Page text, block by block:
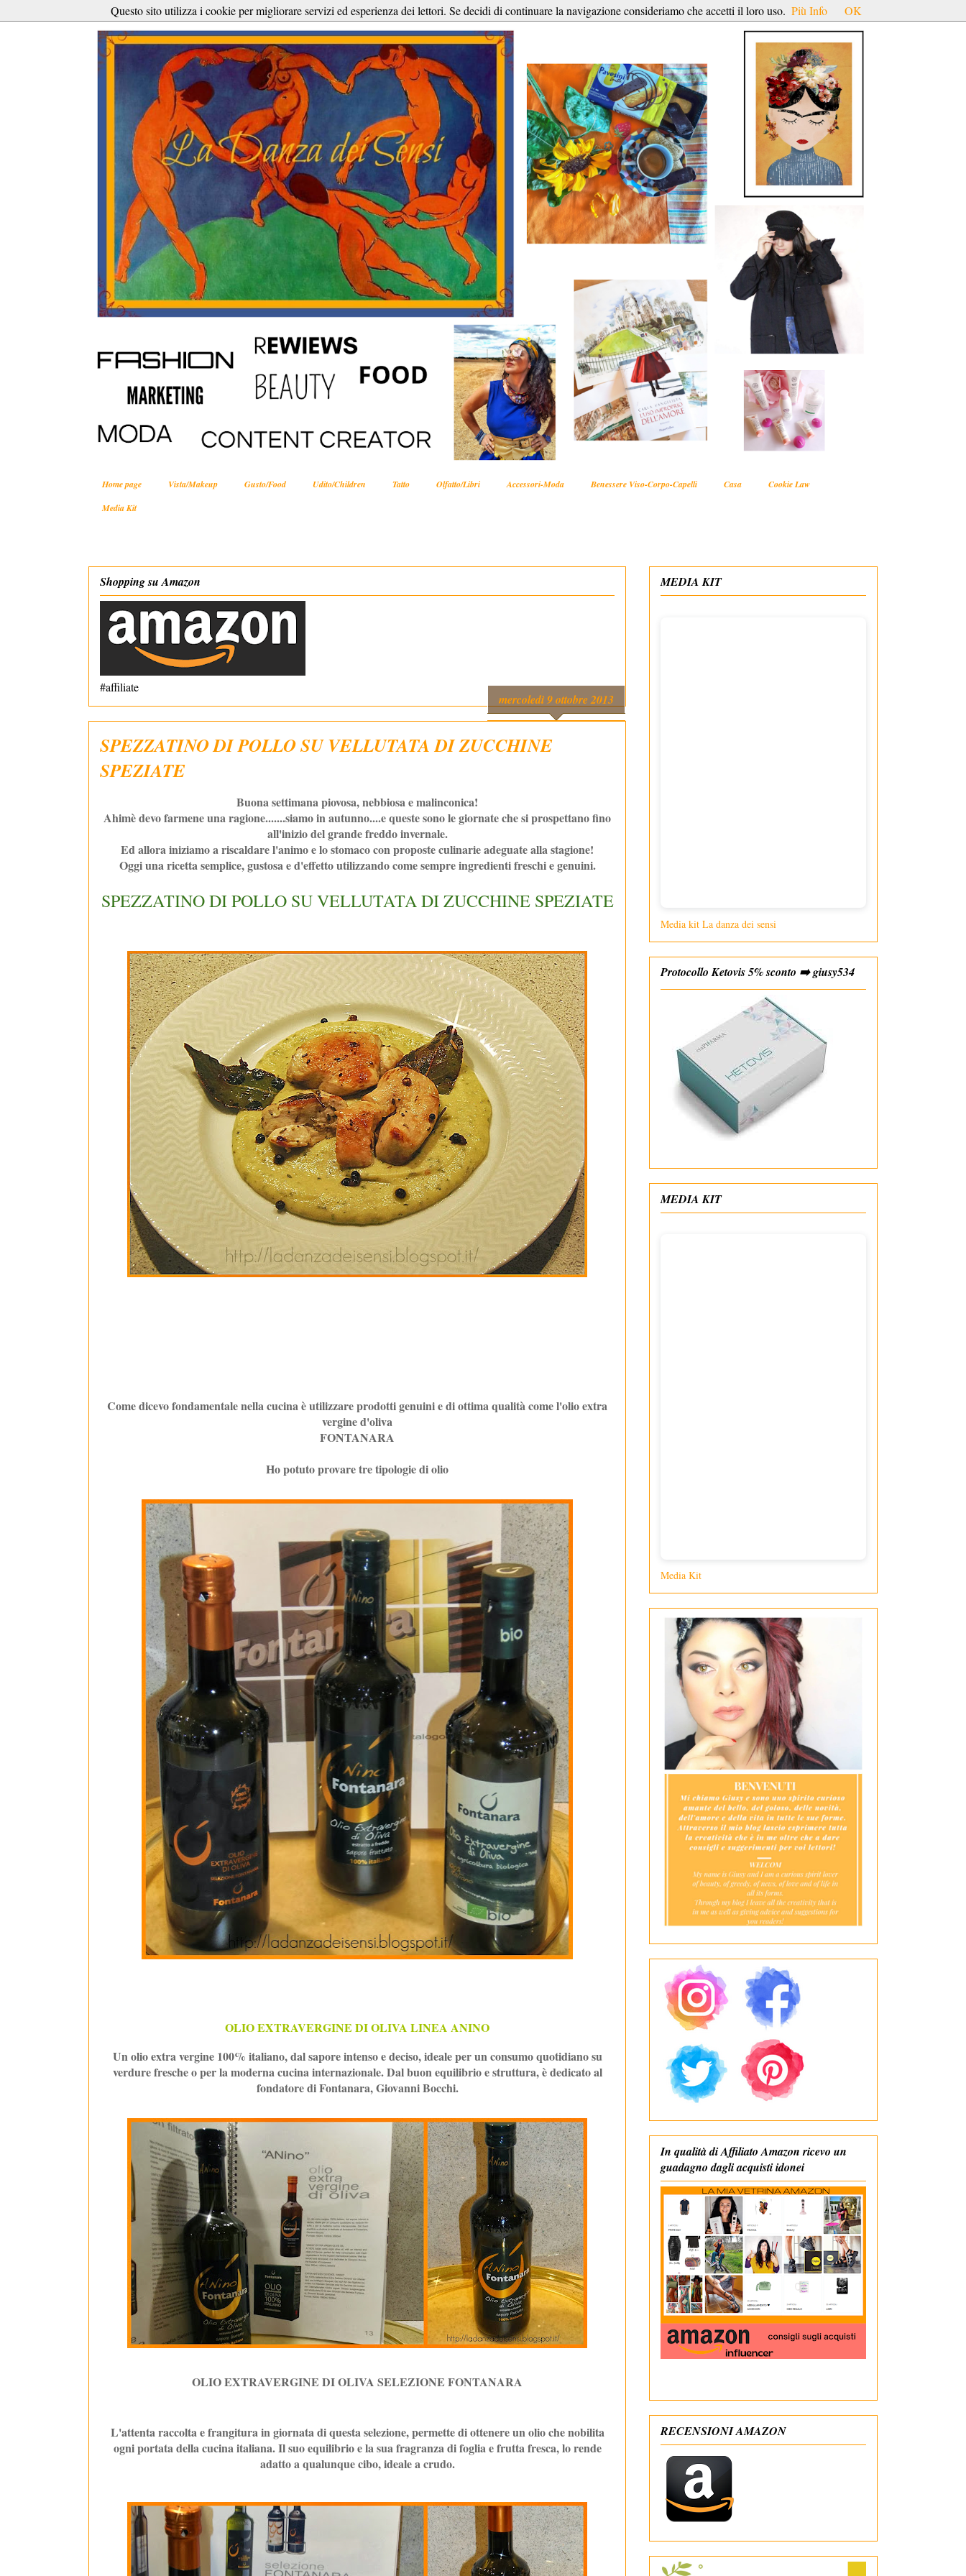
Home page Vista/Makeup Gusto/Food Udito/Children Tatto Olfatto/Libri Accessori-Moda Benessere Viso-Corpo-Capelli Casa
Cookie Law
Media Kit
Shopping su Amazon
#affiliate
mercoledì 9 ottobre 2013
SPEZZATINO DI POLLO SU VELLUTATA DI ZUCCHINE
SPEZIATE
Buona settimana piovosa, nebbiosa e malinconica!
Ahimè devo farmene una ragione.......siamo in autunno....e queste sono le giornate che si prospettano fino
all'inizio del grande freddo invernale.
Ed allora iniziamo a riscaldare l'animo e lo stomaco con proposte culinarie adeguate alla stagione!
Oggi una ricetta semplice, gustosa e d'effetto utilizzando come sempre ingredienti freschi e genuini.
SPEZZATINO DI POLLO SU VELLUTATA DI ZUCCHINE SPEZIATE
Come dicevo fondamentale nella cucina è utilizzare prodotti genuini e di ottima qualità come l'olio extra
vergine d'oliva
FONTANARA
Ho potuto provare tre tipologie di olio
OLIO EXTRAVERGINE DI OLIVA LINEA ANINO
Un olio extra vergine 100% italiano, dal sapore intenso e deciso, ideale per un consumo quotidiano su
verdure fresche o per la moderna cucina internazionale. Dal buon equilibrio e struttura, è dedicato al
fondatore di Fontanara, Giovanni Bocchi.
OLIO EXTRAVERGINE DI OLIVA SELEZIONE FONTANARA
L'attenta raccolta e frangitura in giornata di questa selezione, permette di ottenere un olio che nobilita
ogni portata della cucina italiana. Il suo equilibrio e la sua fragranza di foglia e frutta fresca, lo rende
adatto a qualunque cibo, ideale a crudo.
MEDIA KIT
Media kit La danza dei sensi
Protocollo Ketovis 5% sconto ➡️ giusy534
MEDIA KIT
Media Kit
In qualità di Affiliato Amazon ricevo un
guadagno dagli acquisti idonei
RECENSIONI AMAZON
Questo sito utilizza i cookie per migliorare servizi ed esperienza dei lettori. Se decidi di continuare la navigazione consideriamo che accetti il loro uso. Più Info OK